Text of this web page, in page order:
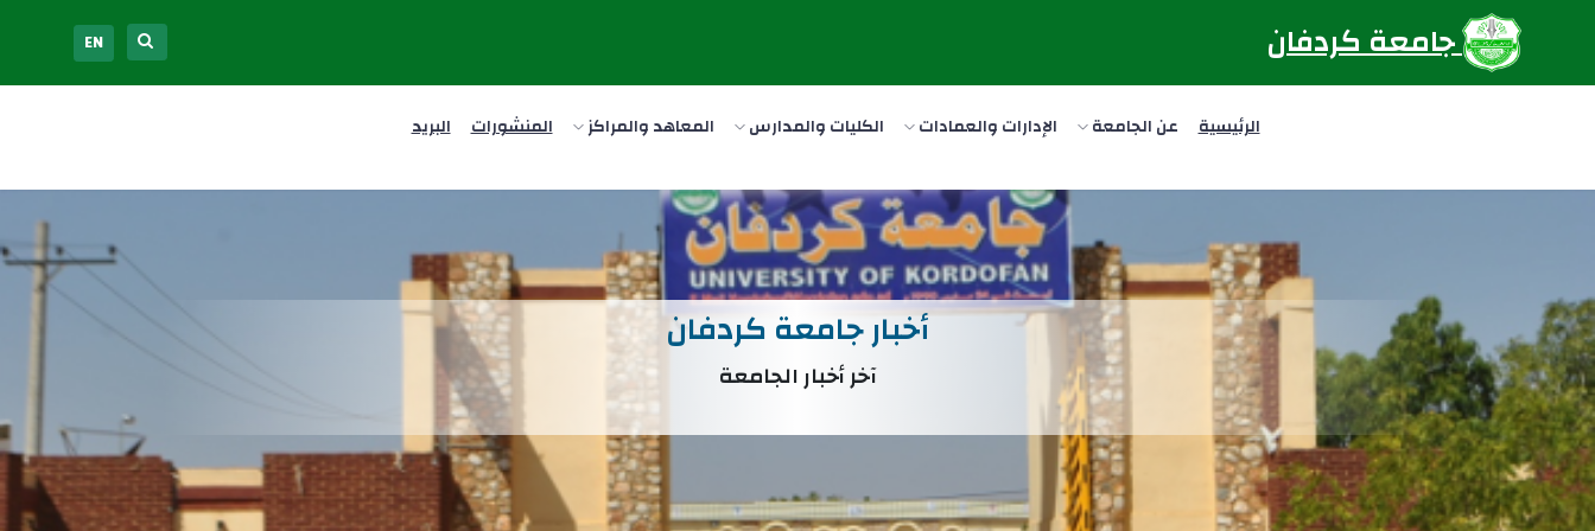
جامعة كردفان EN
الرئيسية عن الجامعة الإدارات والعمادات الكليات والمدارس المعاهد والمراكز المنشورات البريد
أخبار جامعة كردفان
آخر أخبار الجامعة